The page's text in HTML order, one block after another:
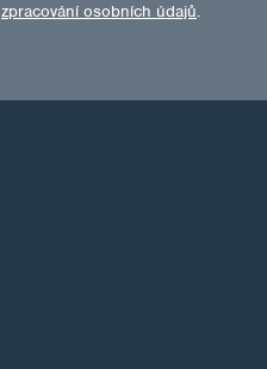
zpracování osobních údajů.